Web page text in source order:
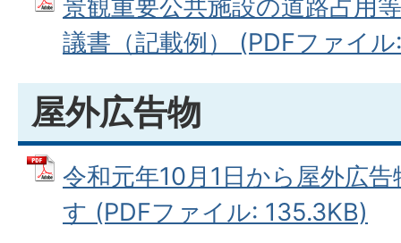
景観重要公共施設の道路占用
議書（記載例） (PDFファイ
屋外広告物
令和元年10月1日から屋外広
す (PDFファイル: 135.3KB)